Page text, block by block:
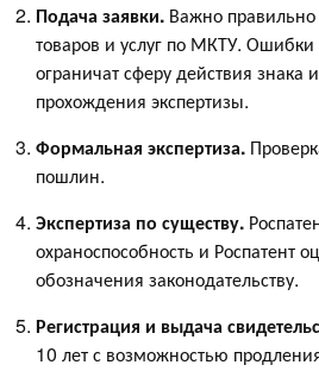
Подача заявки. Важно правильно
товаров и услуг по МКТУ. Ошибки
ограничат сферу действия знака
прохождения экспертизы.
Формальная экспертиза.
пошлин.
Экспертиза по существу.
охраноспособность и Роспатент
обозначения законодательству.
Регистрация и выдача
10 лет с возможностью